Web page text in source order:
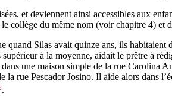
et deviennent ainsi accessibles aux
collège du même nom (voir chapitre 4) et
quand Silas avait quinze ans, ils habitaient
à la moyenne, aidait le prêtre à
une maison simple de la rue Carolina
rue Pescador Josino. Il aide alors dans
.